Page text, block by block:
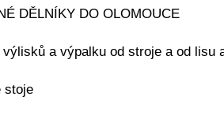
DĚLNÍKY DO OLOMOUCE
a výpalku od stroje a od lisu
stoje